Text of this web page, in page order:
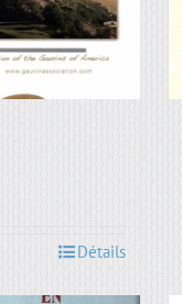
Détails